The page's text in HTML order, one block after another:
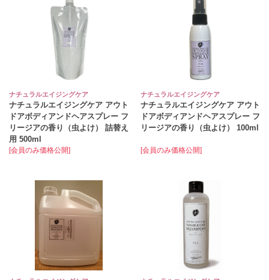
ナチュラルエイジングケア
ナチュラルエイジングケア アウト
ドアボディアンドヘアスプレー フ
リージアの香り（虫よけ） 詰替え
用 500ml
[会員のみ価格公開]
ナチュラルエイジングケア
ナチュラルエイジングケア アウト
ドアボディアンドヘアスプレー フ
リージアの香り（虫よけ） 100ml
[会員のみ価格公開]